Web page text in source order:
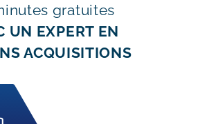
gratuites
UN EXPERT EN
ACQUISITIONS